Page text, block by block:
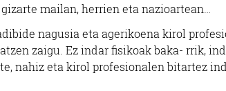
mailan, herrien eta nazioartean…
nagusia eta agerikoena kirol
zaigu. Ez indar fisikoak baka- rrik,
nahiz eta kirol profesionalen bitartez